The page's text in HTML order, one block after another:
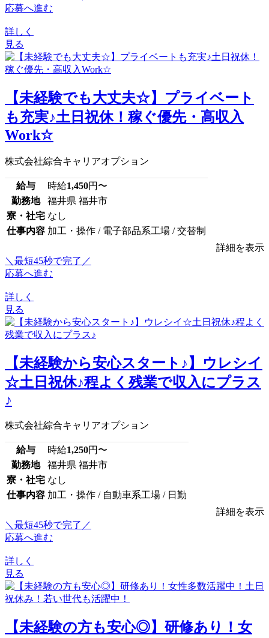
応募へ進む
詳しく
見る
【未経験でも大丈夫☆】プライベート
も充実♪土日祝休！稼ぐ優先・高収入
Work☆
株式会社綜合キャリアオプション
給与 時給1,450円〜
勤務地
福井県 福井市
寮・社宅 なし
仕事内容 加工・操作 / 電子部品系工場 / 交替制
詳細を表示
＼最短45秒で完了／
応募へ進む
詳しく
見る
【未経験から安心スタート♪】ウレシイ
☆土日祝休♪程よく残業で収入にプラス
♪
株式会社綜合キャリアオプション
給与 時給1,250円〜
勤務地
福井県 福井市
寮・社宅 なし
仕事内容 加工・操作 / 自動車系工場 / 日勤
詳細を表示
＼最短45秒で完了／
応募へ進む
詳しく
見る
【未経験の方も安心◎】研修あり！女